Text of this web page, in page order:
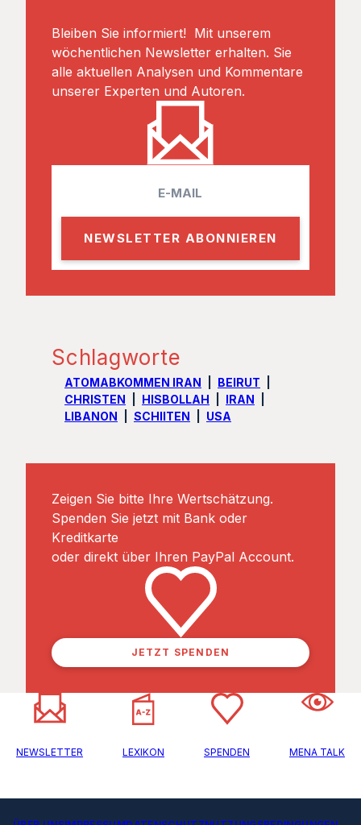
Bleiben Sie informiert! Mit unserem
wöchentlichen Newsletter erhalten. Sie
alle aktuellen Analysen und Kommentare
unserer Experten und Autoren.
a
l
Schlagworte
ATOMABKOMMEN IRAN
BEIRUT
CHRISTEN
HISBOLLAH
IRAN
LIBANON
SCHIITEN USA
Zeigen Sie bitte Ihre Wertschätzung.
Spenden Sie jetzt mit Bank oder
Kreditkarte
oder direkt über Ihren PayPal Account.
JETZT SPENDEN
NEWSLETTER LEXIKON SPENDEN MENA TALK